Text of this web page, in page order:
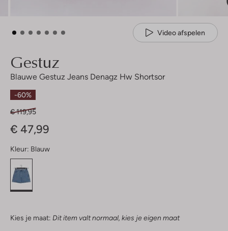
Video afspelen
Gestuz
Blauwe Gestuz Jeans Denagz Hw Shortsor
-60%
€ 119,95
€ 47,99
Kleur: Blauw
Kies je maat: Dit item valt normaal, kies je eigen maat